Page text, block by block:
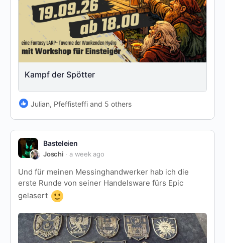
Kampf der Spötter
Julian, Pfeffisteffi and 5 others
Basteleien
Joschi a week ago
Und für meinen Messinghandwerker hab ich die
erste Runde von seiner Handelsware fürs Epic
gelasert